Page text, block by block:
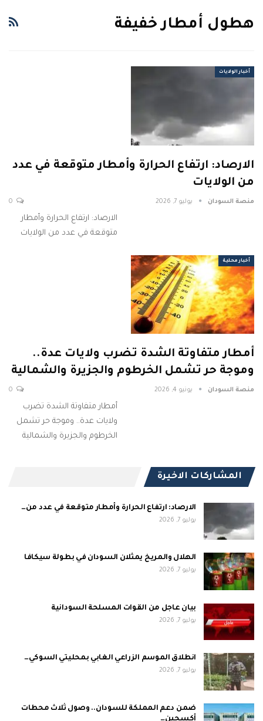
هطول أمطار خفيفة
أخبار الولايات
الارصاد: ارتفاع الحرارة وأمطار متوقعة في عدد
من الولايات
منصة السودان يوليو 7, 2026
الارصاد: ارتفاع الحرارة وأمطار
متوقعة في عدد من الولايات
أخبار محلية
أمطار متفاوتة الشدة تضرب ولايات عدة..
وموجة حر تشمل الخرطوم والجزيرة والشمالية
منصة السودان يونيو 4, 2026
أمطار متفاوتة الشدة تضرب
ولايات عدة.. وموجة حر تشمل
الخرطوم والجزيرة والشمالية
المشاركات الاخيرة
الارصاد: ارتفاع الحرارة وأمطار متوقعة في عدد من…
يوليو 7, 2026
الهلال والمريخ يمثلان السودان في بطولة سيكافا
يوليو 7, 2026
بيان عاجل من القوات المسلحة السودانية
يوليو 7, 2026
انطلاق الموسم الزراعي الغابي بمحليتي السوكي…
يوليو 7, 2026
ضمن دعم المملكة للسودان.. وصول ثلاث محطات
أكسجين…